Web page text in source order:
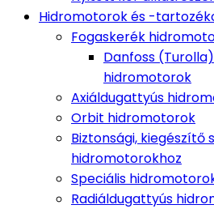
Hidromotorok és -
Fogaskerék
Danfoss
hidromotorok
Axiáldugattyús
Orbit hidromotorok
Biztonsági, kiegészítő
hidromotorokhoz
Speciális
Radiáldugattyús